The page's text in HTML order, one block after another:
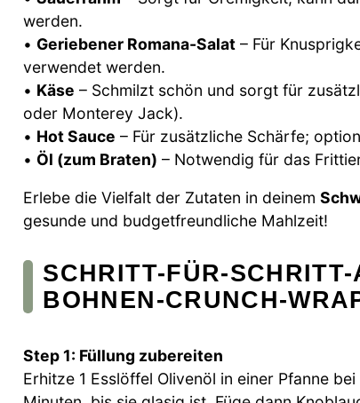
werden.
• Geriebener Romana-Salat – Für
verwendet werden.
• Käse – Schmilzt schön und sorgt für
oder Monterey Jack).
• Hot Sauce – Für zusätzliche Schärfe;
• Öl (zum Braten) – Notwendig für das
Erlebe die Vielfalt der Zutaten in deinem
gesunde und budgetfreundliche Mahlzeit!
SCHRITT-FÜR-
BOHNEN-CRUNCH-
Step 1: Füllung zubereiten
Erhitze 1 Esslöffel Olivenöl in einer Pfanne